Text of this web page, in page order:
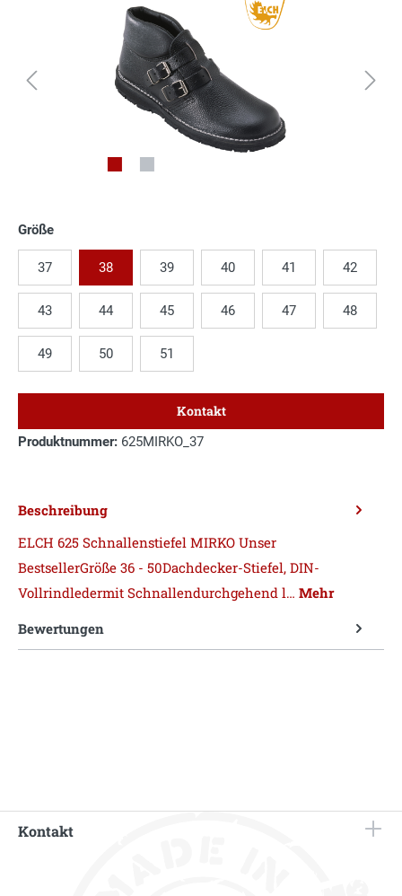
Größe
37 38 39 40 41 42
43 44 45 46 47 48
49 50 51
Kontakt
Produktnummer: 625MIRKO_37
Beschreibung
ELCH 625 Schnallenstiefel MIRKO Unser
BestsellerGröße 36 - 50Dachdecker-Stiefel, DIN-
Vollrindledermit Schnallendurchgehend l… Mehr
Bewertungen
Kontakt